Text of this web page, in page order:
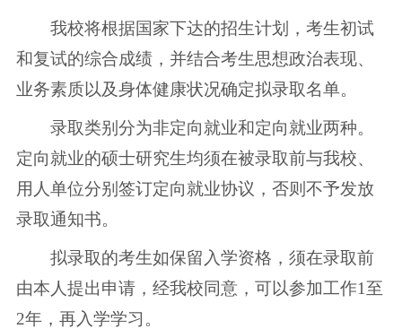
我校将根据国家下达的招生计划，考生初试
和复试的综合成绩，并结合考生思想政治表现、
业务素质以及身体健康状况确定拟录取名单。
录取类别分为非定向就业和定向就业两种。
定向就业的硕士研究生均须在被录取前与我校、
用人单位分别签订定向就业协议，否则不予发放
录取通知书。
拟录取的考生如保留入学资格，须在录取前
由本人提出申请，经我校同意，可以参加工作1至
2年，再入学学习。